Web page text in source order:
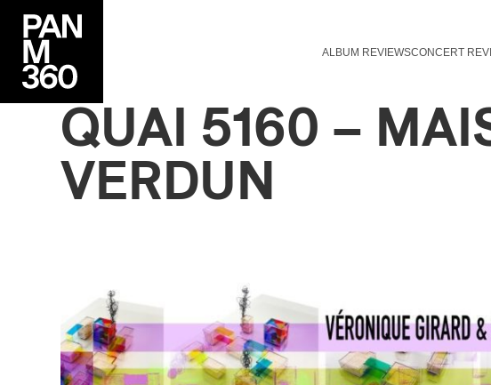
ALBUM REVIEWSCONCERT
QUAI 5160 –
VERDUN